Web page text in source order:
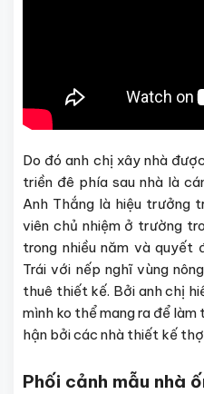
Do đó anh chị xây nhà
triền đê phía sau nhà là
Anh Thắng là hiệu trưởng
viên chủ nhiệm ở trường
trong nhiều năm và quyết
Trái với nếp nghĩ vùng
thuê thiết kế. Bởi anh chị
mình ko thể mang ra để
hận bởi các nhà thiết kế
Phối cảnh mẫu nhà